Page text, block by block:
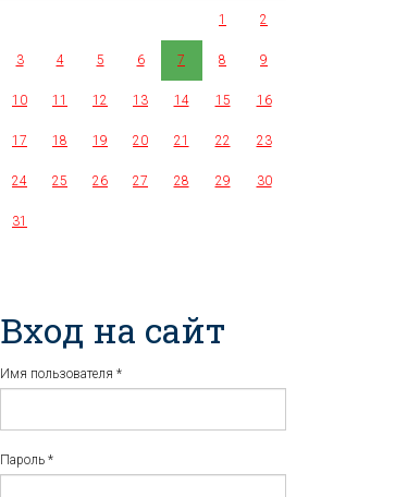
1
2
3 4 5 6 7 8 9
10 11 12 13 14 15 16
17 18 19 20 21 22 23
24 25 26 27 28 29 30
31
Вход на сайт
Имя пользователя *
Пароль *